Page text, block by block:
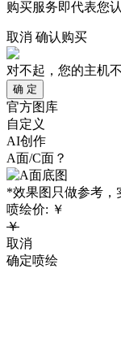
购买服务即代表您
取消 确认购买
对不起，您的主机
确 定
官方图库
自定义
AI创作
A面/C面？
*效果图只做参考，
喷绘价: ￥
￥
取消
确定喷绘